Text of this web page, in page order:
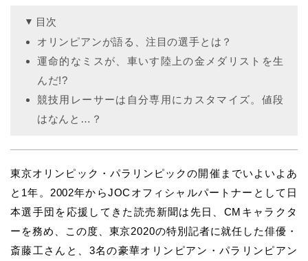
目次
オリンピアンが語る、注目の選手とは？
運命的なミスが、車いす陸上の金メダリストを生
んだ!?
競技用レーサーは自分専用にカスタマイズ。値段
はなんと…？
東京オリンピック・パラリンピックの開催までいよいよあ
と1年。2002年からJOCオフィシャルパートナーとして日
本選手団を応援してきた読売新聞は先日、CMキャラクタ
ーを務め、この度、東京2020の特別記者に就任した俳優・
斎藤工さんと、3名の豪華オリンピアン・パラリンピアン